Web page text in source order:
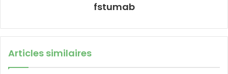
fstumab
Articles similaires